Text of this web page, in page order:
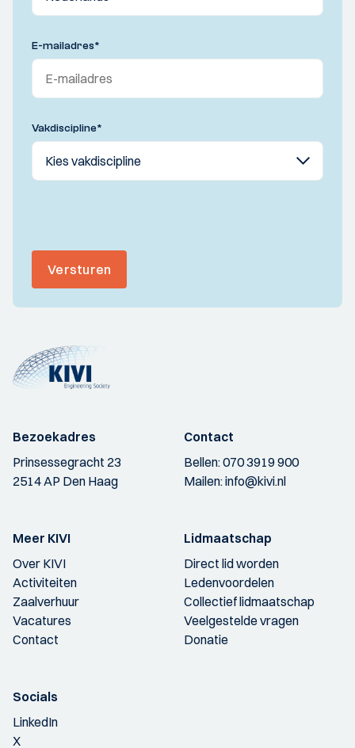
E-mailadres*
Vakdiscipline*
Versturen
Bezoekadres
Prinsessegracht 23
2514 AP Den Haag
Contact
Bellen:070 3919 900
Mailen:info@kivi.nl
Meer KIVI
Over KIVI
Activiteiten
Zaalverhuur
Vacatures
Contact
Lidmaatschap
Direct lid worden
Ledenvoordelen
Collectief lidmaatschap
Veelgestelde vragen
Donatie
Socials
LinkedIn
X